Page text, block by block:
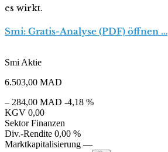
es wirkt.
Smi: Gratis-Analyse (PDF) öffnen …
Smi Aktie
6.503,00 MAD
– 284,00 MAD -4,18 %
KGV 0,00
Sektor Finanzen
Div.-Rendite 0,00 %
Marktkapitalisierung —